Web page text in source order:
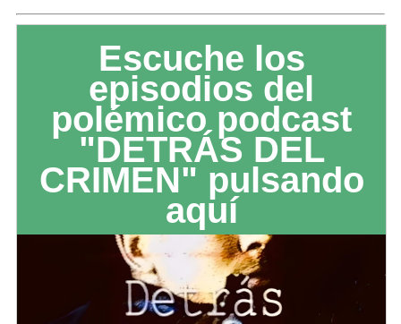
Escuche los
episodios del
polémico podcast
"DETRÁS DEL
CRIMEN" pulsando
aquí